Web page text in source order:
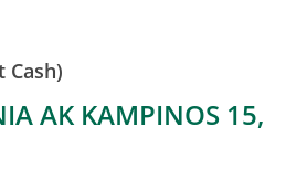
Cash)
AK KAMPINOS 15,